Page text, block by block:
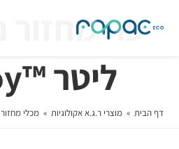
ליטר ™Envoy
דף הבית » מוצרי ר.ג.א אקולוגיות » מכלי מחזור